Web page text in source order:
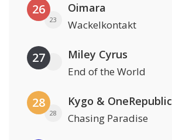
26
23
Oimara
Wackelkontakt
27 Miley Cyrus
End of the World
28
28
Kygo & OneRepublic
Chasing Paradise